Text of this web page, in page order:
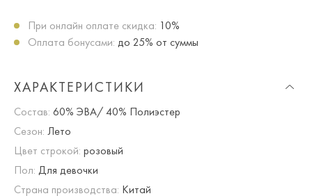
При онлайн оплате скидка: 10%
Оплата бонусами: до 25% от суммы
ХАРАКТЕРИСТИКИ
Состав: 60% ЭВА/ 40% Полиэстер
Сезон: Лето
Цвет строкой: розовый
Пол: Для девочки
Страна производства: Китай